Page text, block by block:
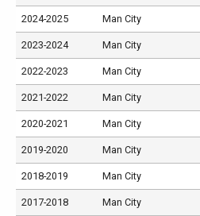
2024-2025 Man City
2023-2024 Man City
2022-2023 Man City
2021-2022 Man City
2020-2021 Man City
2019-2020 Man City
2018-2019 Man City
2017-2018 Man City